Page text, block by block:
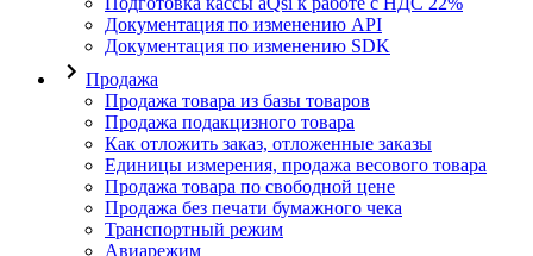
Документация по изменению API
Документация по изменению SDK
Продажа
Продажа товара из базы товаров
Продажа подакцизного товара
Как отложить заказ, отложенные заказы
Единицы измерения, продажа весового товара
Продажа товара по свободной цене
Продажа без печати бумажного чека
Транспортный режим
Авиарежим